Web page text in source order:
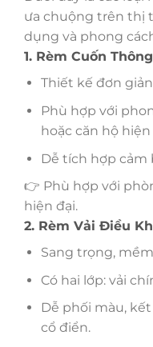
ưa chuộng trên thị
dụng và phong
1. Rèm Cuốn
Thiết kế đơn
Phù hợp với
hoặc căn hộ hiện
Dễ tích hợp cảm
👉 Phù hợp với
hiện đại.
2. Rèm Vải Điều
Sang trọng,
Có hai lớp: vải
Dễ phối màu,
cổ điển.